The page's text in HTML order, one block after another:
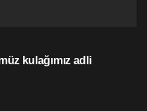
kulağımız adli